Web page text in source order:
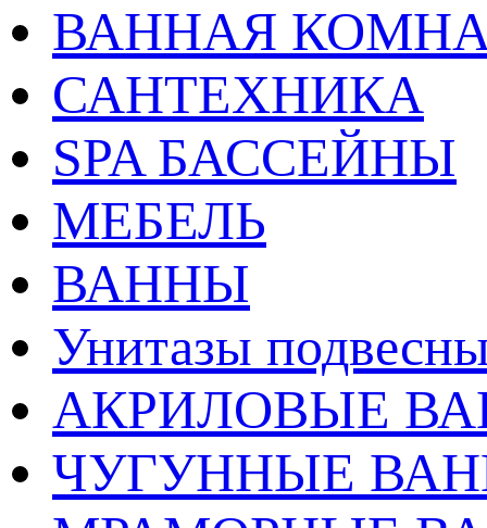
ВАННАЯ
САНТЕХНИКА
SPA БАССЕЙНЫ
МЕБЕЛЬ
ВАННЫ
Унитазы
АКРИЛОВЫЕ
ЧУГУННЫЕ